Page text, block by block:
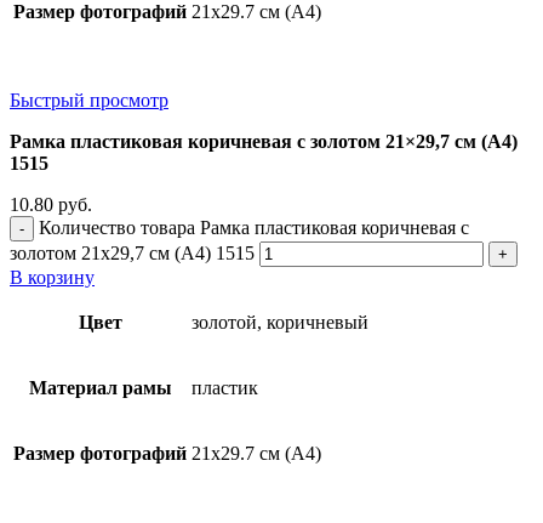
Размер фотографий 21х29.7 см (А4)
Быстрый просмотр
Рамка пластиковая коричневая с золотом 21×29,7 см (А4)
1515
10.80 руб.
Количество товара Рамка пластиковая коричневая с
золотом 21x29,7 см (А4) 1515
В корзину
Цвет золотой, коричневый
Материал рамы пластик
Размер фотографий 21х29.7 см (А4)